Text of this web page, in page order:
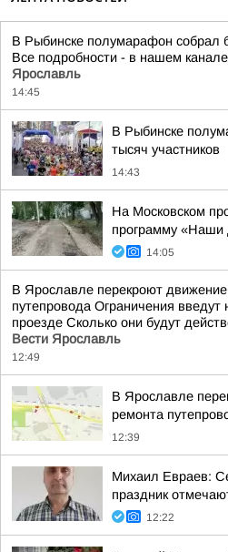
В Рыбинске полумарафон собрал
Все подробности - в нашем
Ярославль
14:45
В Рыбинске
тысяч участников
14:43
На Московском
программу «Наши
14:05
В Ярославле перекроют
путепровода Ограничения введут
проезде Сколько они будут
Вести Ярославль
12:49
В Ярославле
ремонта
12:39
Михаил Евраев:
праздник
12:22